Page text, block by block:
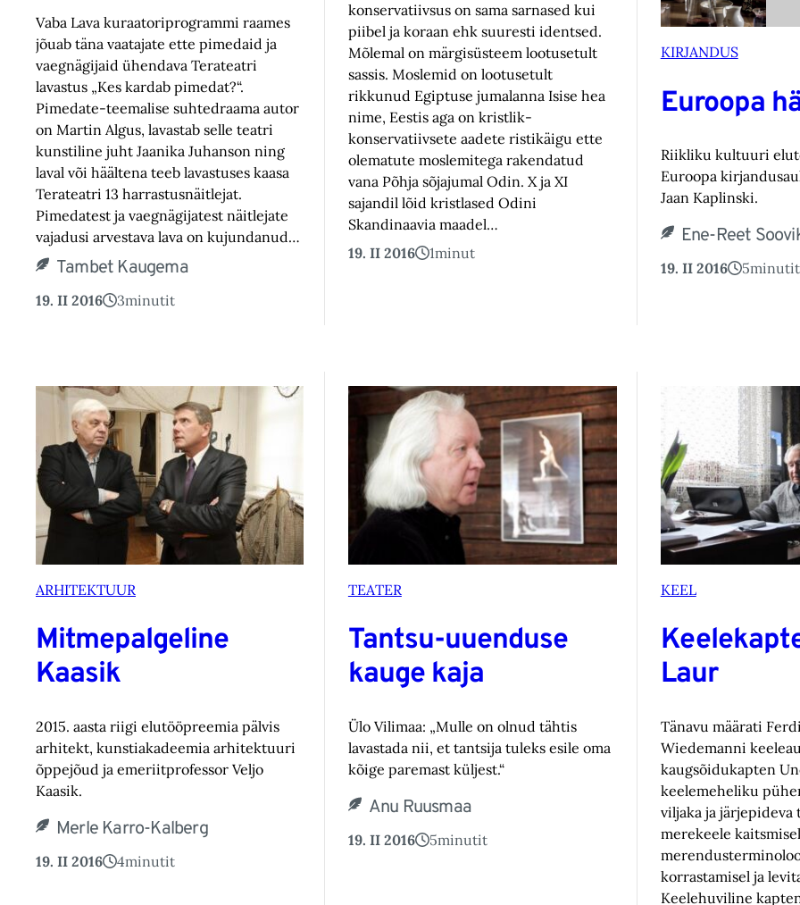
Vaba Lava kuraatoriprogrammi raames
jõuab täna vaatajate ette pimedaid ja
vaegnägijaid ühendava Terateatri
lavastus „Kes kardab pimedat?“.
Pimedate-teemalise suhtedraama autor
on Martin Algus, lavastab selle teatri
kunstiline juht Jaanika Juhanson ning
laval või häältena teeb lavastuses kaasa
Terateatri 13 harrastusnäitlejat.
Pimedatest ja vaegnägijatest näitlejate
vajadusi arvestava lava on kujundanud…
Tambet Kaugema
19. II 2016 3minutit
konservatiivsus on sama sarnased kui
piibel ja koraan ehk suuresti identsed.
Mõlemal on märgisüsteem lootusetult
sassis. Moslemid on lootusetult
rikkunud Egiptuse jumalanna Isise hea
nime, Eestis aga on kristlik-
konservatiivsete aadete ristikäigu ette
olematute moslemitega rakendatud
vana Põhja sõjajumal Odin. X ja XI
sajandil lõid kristlased Odini
Skandinaavia maadel…
19. II 2016
1minut
KIRJANDUS
Euroopa
Riikliku kultuuri
Euroopa
Jaan Kaplinski.
Ene-Reet
19. II 2016 5minutit
ARHITEKTUUR
Mitmepalgeline
Kaasik
2015. aasta riigi elutööpreemia pälvis
arhitekt, kunstiakadeemia arhitektuuri
õppejõud ja emeriitprofessor Veljo
Kaasik.
Merle Karro-Kalberg
19. II 2016 4minutit
TEATER
Tantsu-uuenduse
kauge kaja
Ülo Vilimaa: „Mulle on olnud tähtis
lavastada nii, et tantsija tuleks esile oma
kõige paremast küljest.“
Anu Ruusmaa
19. II 2016 5minutit
KEEL
Laur
Tänavu määrati
Wiedemanni
kaugsõidukapten
keelemeheliku
viljaka ja järjepideva
merekeele
korrastamisel ja
Keelehuviline